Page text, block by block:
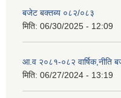
बजेट बक्तब्य ०८२/०८३
मिति: 06/30/2025 - 12:09
आ.व २०८१-०८२ वार्षिक,नीति
मिति: 06/27/2024 - 13:19